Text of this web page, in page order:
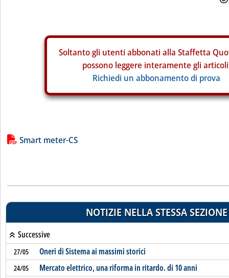
Soltanto gli utenti abbonati alla Staffetta
possono leggere interamente gli
Richiedi un abbonamento di prova
Lista allegati PDF alla notizia
Smart meter-CS
NOTIZIE NELLA STESSA SEZIONE
Successive
27/05 Oneri di Sistema ai massimi storici
24/05 Mercato elettrico, una riforma in ritardo. di 10 anni